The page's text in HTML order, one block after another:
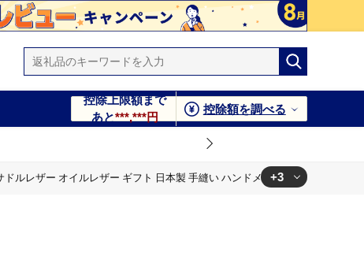
控除上限額まで
あと***,***円
控除額を調べる
レザー オイルレザー ギフト 日本製 手縫い ハンドメイド シンプル 小物
ド シンプル 小物 Samurai Craft【株式会社Stand Field】
+3